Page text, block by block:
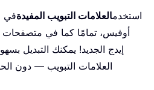
: استخدمالعلامات التبويب المفيدةفي
أوفيس، تمامًا كما في
إيدج الجديد! يمكنك التبديل
العلامات التبويب — دون